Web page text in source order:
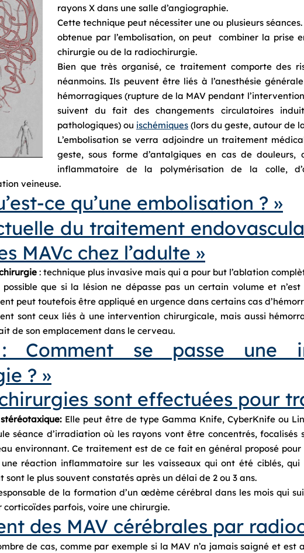
rayons X dans une salle d’angiographie.
Cette technique peut nécessiter une ou plusieurs
obtenue par l’embolisation, on peut combiner la prise
chirurgie ou de la radiochirurgie.
Bien que très organisé, ce traitement comporte des
néanmoins. Ils peuvent être liés à l’anesthésie
hémorragiques (rupture de la MAV pendant
suivent du fait des changements circulatoires
pathologiques) ou ischémiques (lors du geste, autour de
L’embolisation se verra adjoindre un traitement
geste, sous forme d’antalgiques en cas de
inflammatoire de la polymérisation de la colle,
veineuse.
ce qu’une embolisation ? »
du traitement
MAVc chez l’adulte »
: technique plus invasive mais qui a pour but l’ablation
possible que si la lésion ne dépasse pas un certain volume et
peut toutefois être appliqué en urgence dans certains cas
sont ceux liés à une intervention chirurgicale, mais aussi
de son emplacement dans le cerveau.
Comment se passe une
? »
sont effectuées pour
Elle peut être de type Gamma Knife, CyberKnife ou
séance d’irradiation où les rayons vont être concentrés,
environnant. Ce traitement est de ce fait en général proposé
réaction inflammatoire sur les vaisseaux qui ont été ciblés,
le plus souvent constatés après un délai de 2 ou 3 ans.
de la formation d’un œdème cérébral dans les mois qui
parfois, voire une chirurgie.
des MAV cérébrales par
de cas, comme par exemple si la MAV n’a jamais saigné et est